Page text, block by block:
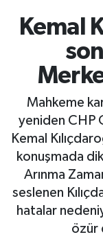
Kemal
Mahkeme
yeniden CHP
Kemal
konuşmada
Arınma
seslenen
hatalar
özür
GÜNDEM
RESMİ
SİYASET
YAŞAM
SPOR
Bursa
Süper Lig
Son Dakika
Haber Arşivi